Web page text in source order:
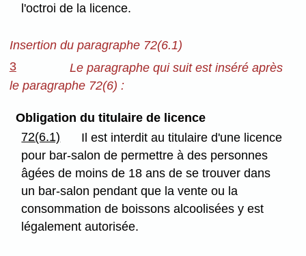
l'octroi de la licence.
Insertion du paragraphe 72(6.1)
3
Le paragraphe qui suit est inséré après
le paragraphe 72(6) :
Obligation du titulaire de licence
72(6.1)
Il est interdit au titulaire d'une licence
pour bar-salon de permettre à des personnes
âgées de moins de 18 ans de se trouver dans
un bar-salon pendant que la vente ou la
consommation de boissons alcoolisées y est
légalement autorisée.